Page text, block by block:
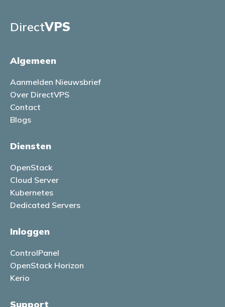
DirectVPS
Algemeen
Aanmelden Nieuwsbrief
Over DirectVPS
Contact
Blogs
Diensten
OpenStack
Cloud Server
Kubernetes
Dedicated Servers
Inloggen
ControlPanel
OpenStack Horizon
Kerio
Support